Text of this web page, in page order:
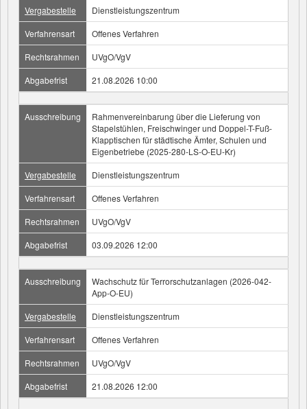
Vergabestelle
Dienstleistungszentrum
Verfahrensart
Offenes Verfahren
Rechtsrahmen
UVgO/VgV
Abgabefrist
21.08.2026 10:00
Ausschreibung
Rahmenvereinbarung über die Lieferung von
Stapelstühlen, Freischwinger und Doppel-T-Fuß-
Klapptischen für städtische Ämter, Schulen und
Eigenbetriebe (2025-280-LS-O-EU-Kr)
Vergabestelle
Dienstleistungszentrum
Verfahrensart
Offenes Verfahren
Rechtsrahmen
UVgO/VgV
Abgabefrist
03.09.2026 12:00
Ausschreibung
Wachschutz für Terrorschutzanlagen (2026-042-
App-O-EU)
Vergabestelle
Dienstleistungszentrum
Verfahrensart
Offenes Verfahren
Rechtsrahmen
UVgO/VgV
Abgabefrist
21.08.2026 12:00